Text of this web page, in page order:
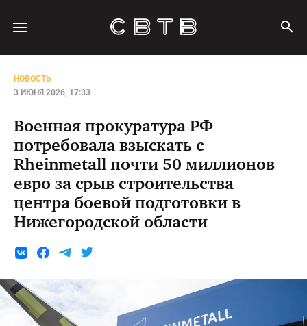
НОВОСТЬ
3 ИЮНЯ 2026, 17:33
Военная прокуратура РФ
потребовала взыскать с
Rheinmetall почти 50 миллионов
евро за срыв строительства
центра боевой подготовки в
Нижегородской области